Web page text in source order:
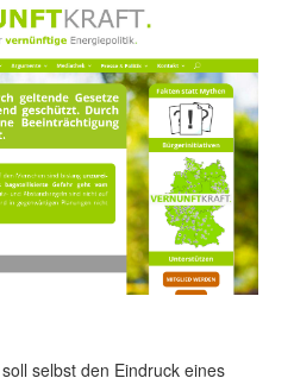
selbst den Eindruck eines